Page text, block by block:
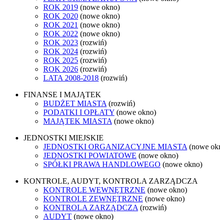
ROK 2019 (nowe okno)
ROK 2020 (nowe okno)
ROK 2021 (nowe okno)
ROK 2022 (nowe okno)
ROK 2023 (rozwiń)
ROK 2024 (rozwiń)
ROK 2025 (rozwiń)
ROK 2026 (rozwiń)
LATA 2008-2018 (rozwiń)
FINANSE I MAJĄTEK
BUDŻET MIASTA (rozwiń)
PODATKI I OPŁATY (nowe okno)
MAJĄTEK MIASTA (nowe okno)
JEDNOSTKI MIEJSKIE
JEDNOSTKI ORGANIZACYJNE MIASTA (nowe
JEDNOSTKI POWIATOWE (nowe okno)
SPÓŁKI PRAWA HANDLOWEGO (nowe okno)
KONTROLE, AUDYT, KONTROLA ZARZĄDCZA
KONTROLE WEWNĘTRZNE (nowe okno)
KONTROLE ZEWNĘTRZNE (nowe okno)
KONTROLA ZARZĄDCZA (rozwiń)
AUDYT (nowe okno)